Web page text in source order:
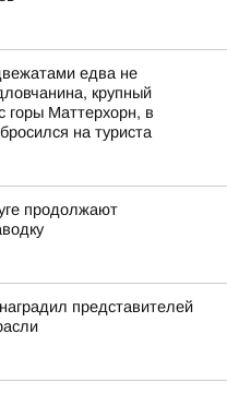
едва не
крупный
горы Маттерхорн, в
на туриста
продолжают
представителей